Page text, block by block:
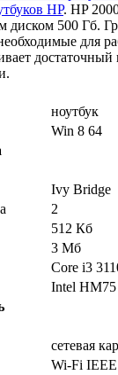
HP. HP
500 Гб.
для
ноутбук
Win 8 64
Ivy Bridge
2
512 Кб
3 Мб
Core i3
Intel HM75
сетевая
Wi-Fi IEEE